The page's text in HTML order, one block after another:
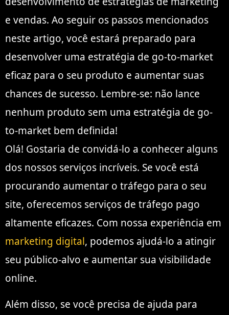
e vendas. Ao seguir os passos mencionados
neste artigo, você estará preparado para
desenvolver uma estratégia de go-to-market
eficaz para o seu produto e aumentar suas
chances de sucesso. Lembre-se: não lance
nenhum produto sem uma estratégia de go-
to-market bem definida!
Olá! Gostaria de convidá-lo a conhecer alguns
dos nossos serviços incríveis. Se você está
procurando aumentar o tráfego para o seu
site, oferecemos serviços de tráfego pago
altamente eficazes. Com nossa experiência em
marketing digital, podemos ajudá-lo a atingir
seu público-alvo e aumentar sua visibilidade
online.
Além disso, se você precisa de ajuda para